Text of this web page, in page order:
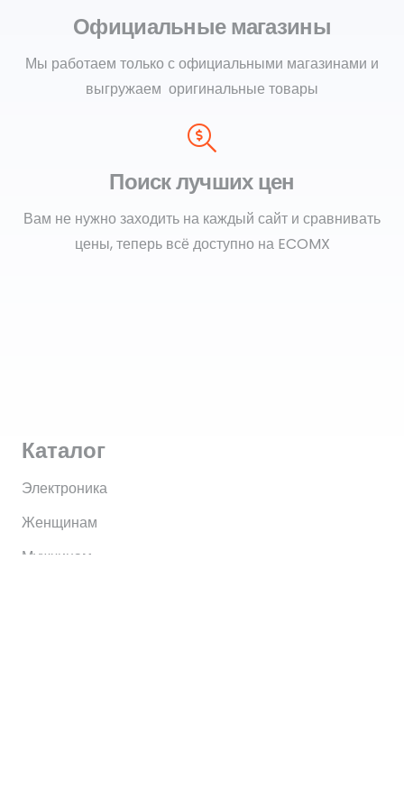
Официальные магазины
Мы работаем только с официальными магазинами и
выгружаем оригинальные товары
Поиск лучших цен
Вам не нужно заходить на каждый сайт и сравнивать
цены, теперь всё доступно на ECOMX
Каталог
Электроника
Женщинам
Мужчинам